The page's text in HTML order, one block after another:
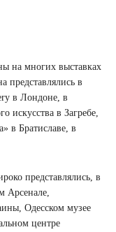
на многих выставках
представлялись в
в Лондоне, в
искусства в Загребе,
в Братиславе, в
представлялись, в
Арсенале,
Одесском музее
центре